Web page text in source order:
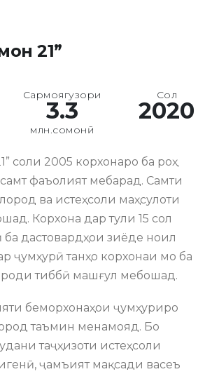
21”
Сармоягузори
3.3
млн.сомонӣ
Сол
2020
соли 2005 корхонаро ба роҳ
фаъолият мебарад. Самти
ва истеҳсоли маҳсулоти
Корхона дар тули 15 сол
ба дастовардҳои зиёде ноил
ҷумҳурӣ танҳо корхонаи мо ба
тиббӣ машғул мебошад.
беморхонаҳои ҷумҳуриро
таъмин менамояд. Бо
таҷҳизоти истеҳсоли
ҷамъият мақсади васеъ